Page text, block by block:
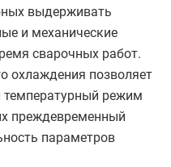
выдерживать
и механические
сварочных работ.
охлаждения позволяет
режим
преждевременный
параметров